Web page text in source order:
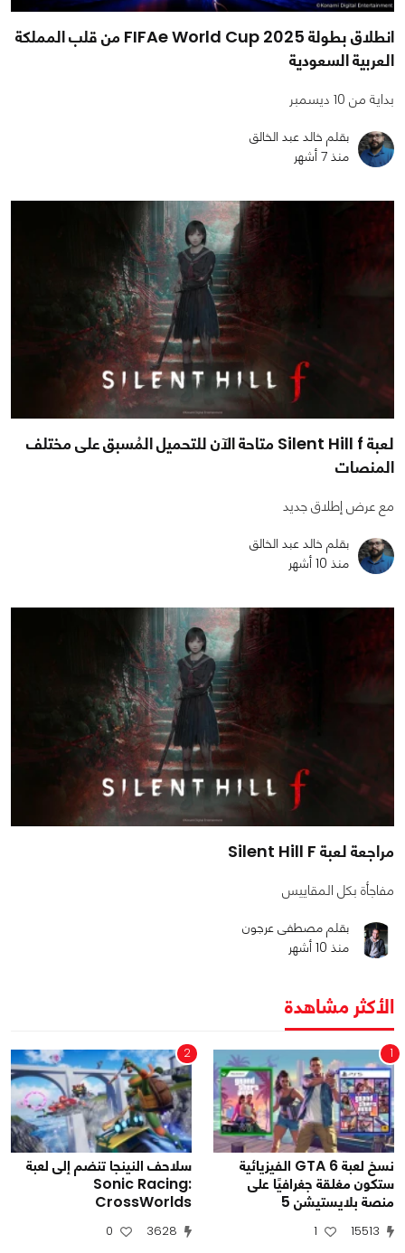
انطلاق بطولة FIFAe World Cup 2025 من قلب المملكة
العربية السعودية
بداية من 10 ديسمبر
بقلم خالد عبد الخالق
منذ 7 أشهر
لعبة Silent Hill f متاحة الآن للتحميل المُسبق على مختلف
المنصات
مع عرض إطلاق جديد
بقلم خالد عبد الخالق
منذ 10 أشهر
مراجعة لعبة Silent Hill F
مفاجأة بكل المقاييس
بقلم مصطفى عرجون
منذ 10 أشهر
الأكثر مشاهدة
1
نسخ لعبة GTA 6 الفيزيائية
ستكون مغلقة جغرافيًا على
منصة بلايستيشن 5
15513
1
2
سلاحف النينجا تنضم إلى لعبة
Sonic Racing:
CrossWorlds
3628
0